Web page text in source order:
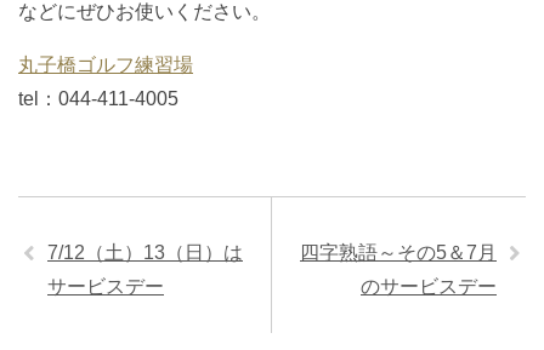
などにぜひお使いください。
丸子橋ゴルフ練習場
tel：044-411-4005
7/12（土）13（日）は
サービスデー
四字熟語～その5＆7月
のサービスデー